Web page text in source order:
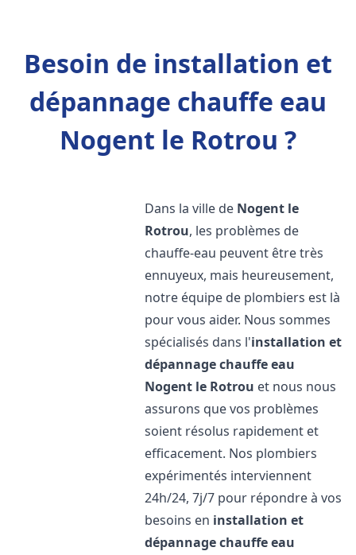
Besoin de installation et
dépannage chauffe eau
Nogent le Rotrou ?
Dans la ville de Nogent le
Rotrou, les problèmes de
chauffe-eau peuvent être très
ennuyeux, mais heureusement,
notre équipe de plombiers est là
pour vous aider. Nous sommes
spécialisés dans l'installation et
dépannage chauffe eau
Nogent le Rotrou et nous nous
assurons que vos problèmes
soient résolus rapidement et
efficacement. Nos plombiers
expérimentés interviennent
24h/24, 7j/7 pour répondre à vos
besoins en installation et
dépannage chauffe eau